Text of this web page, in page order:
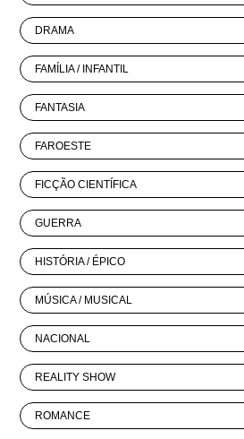
DRAMA
FAMÍLIA / INFANTIL
FANTASIA
FAROESTE
FICÇÃO CIENTÍFICA
GUERRA
HISTÓRIA / ÉPICO
MÚSICA / MUSICAL
NACIONAL
REALITY SHOW
ROMANCE